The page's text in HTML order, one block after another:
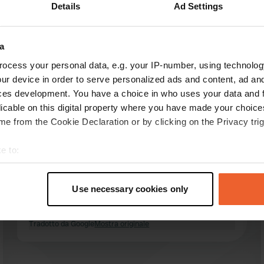
Details Ad Settings
your personal data, e.g. your IP-number, using
device in order to serve personalized ads and content, ad
development. You have a choice in who uses your data and
on this digital property where you have made your
from the Cookie Declaration or by clicking on the Privacy
to:
geographical location which can be accurate to within
personal data is processed and set your preferences in the
content and ads, to provide social media features and to
site with our social media, advertising and analytics
provided to them or that they’ve collected from your use of
Use necessary cookies only
(2) Mostra di più
giocando a golf! Era così vuoto, perché? Bagni
Tradotto da GoogleMostra originale